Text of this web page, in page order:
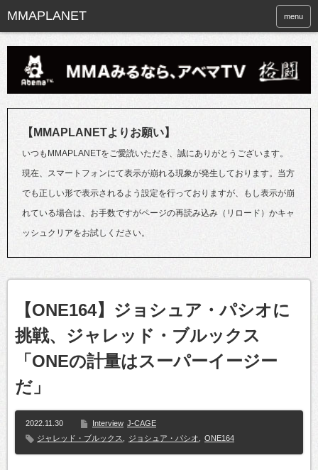
menu
【MMAPLANETよりお願い】
いつもMMAPLANETをご愛読いただき、誠にありがとうございます。
現在、スマートフォンにて表示が崩れる現象が発生しております。当方
でも正しい形で表示されるよう設定を行っておりますが、もし表示が崩
れている場合は、お手数ですがページの再読み込み（リロード）かキャ
ッシュクリアをお試しください。
【ONE164】ジョシュア・パシオに
挑戦、ジャレッド・ブルックス
「ONEの計量はスーパーイージー
だ」
2022.11.30 Interview J-CAGE
ジャレッド・ブルックス
ジョシュア・パシオ ONE164